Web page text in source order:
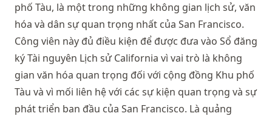
phố Tàu, là một trong những không gian lịch sử, văn
hóa và dân sự quan trọng nhất của San Francisco.
Công viên này đủ điều kiện để được đưa vào Sổ đăng
ký Tài nguyên Lịch sử California vì vai trò là không
gian văn hóa quan trọng đối với cộng đồng Khu phố
Tàu và vì mối liên hệ với các sự kiện quan trọng và sự
phát triển ban đầu của San Francisco. Là quảng